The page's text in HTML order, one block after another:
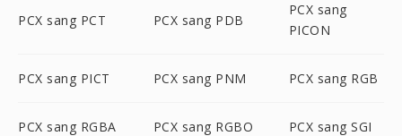
PCX sang PCT PCX sang PDB
PCX sang
PICON
PCX sang PICT PCX sang PNM PCX sang RGB
PCX sang RGBA PCX sang RGBO PCX sang SGI